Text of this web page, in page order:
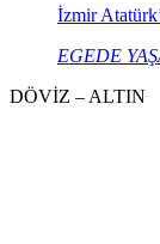
İzmir
EGEDE
DÖVİZ – ALTIN